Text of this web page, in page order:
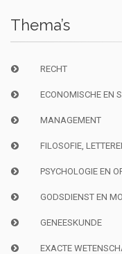
Thema’s
RECHT
ECONOMISCHE EN
MANAGEMENT
FILOSOFIE,
PSYCHOLOGIE EN
GODSDIENST EN
GENEESKUNDE
EXACTE